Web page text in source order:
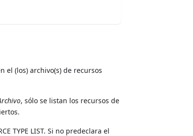
el (los) archivo(s) de recursos
, sólo se listan los recursos de
TYPE LIST. Si no predeclara el